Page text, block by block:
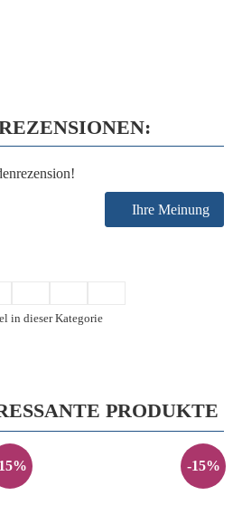
Ihre Meinung
in dieser Kategorie
PRODUKTE
-15%